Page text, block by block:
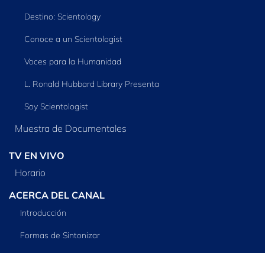
Destino: Scientology
Conoce a un Scientologist
Voces para la Humanidad
L. Ronald Hubbard Library Presenta
Soy Scientologist
Muestra de Documentales
TV EN VIVO
Horario
ACERCA DEL CANAL
Introducción
Formas de Sintonizar